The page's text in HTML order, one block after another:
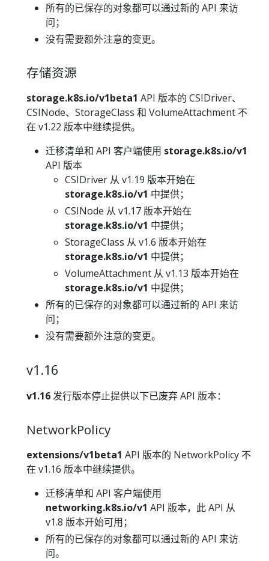
所有的已保存的对象都可以通过新的 API 来访
问；
没有需要额外注意的变更。
存储资源
storage.k8s.io/v1beta1 API 版本的 CSIDriver、
CSINode、StorageClass 和 VolumeAttachment 不
在 v1.22 版本中继续提供。
迁移清单和 API 客户端使用 storage.k8s.io/v1
API 版本
CSIDriver 从 v1.19 版本开始在
storage.k8s.io/v1 中提供；
CSINode 从 v1.17 版本开始在
storage.k8s.io/v1 中提供；
StorageClass 从 v1.6 版本开始在
storage.k8s.io/v1 中提供；
VolumeAttachment 从 v1.13 版本开始在
storage.k8s.io/v1 中提供；
所有的已保存的对象都可以通过新的 API 来访
问；
没有需要额外注意的变更。
v1.16
v1.16发行版本停止提供以下已废弃 API 版本：
NetworkPolicy
extensions/v1beta1 API 版本的 NetworkPolicy 不
在 v1.16 版本中继续提供。
迁移清单和 API 客户端使用
networking.k8s.io/v1 API 版本，此 API 从
v1.8 版本开始可用；
所有的已保存的对象都可以通过新的 API 来访
问。